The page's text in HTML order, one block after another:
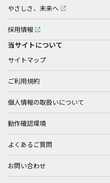
やさしさ、未来へ
採用情報
当サイトについて
サイトマップ
ご利用規約
個人情報の取扱いについて
動作確認環境
よくあるご質問
お問い合わせ